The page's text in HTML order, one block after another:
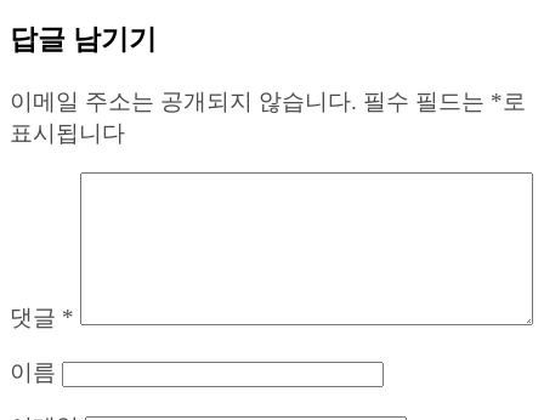
답글 남기기
이메일 주소는 공개되지 않습니다. 필수 필드는 *로
표시됩니다
댓글 *
이름